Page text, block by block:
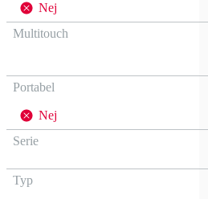
Nej
Multitouch
Portabel
Nej
Serie
Typ